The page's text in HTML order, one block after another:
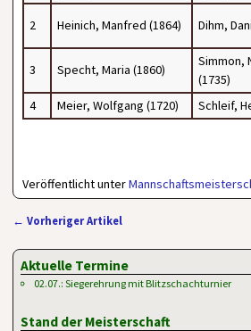
2 Heinich, Manfred (1864) Dihm,
3 Specht, Maria (1860)
Simmon,
(1735)
4 Meier, Wolfgang (1720) Schleif,
Veröffentlicht unter
← Vorheriger Artikel
Aktuelle Termine
02.07.: Siegerehrung mit Blitzschachturnier
Stand der Meisterschaft